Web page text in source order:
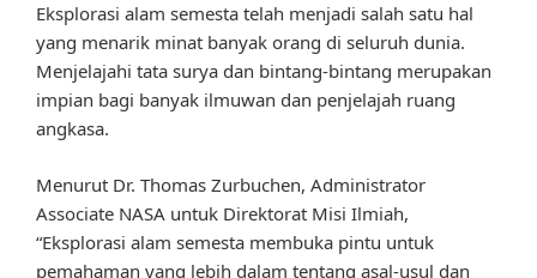
Eksplorasi alam semesta telah menjadi salah satu hal
yang menarik minat banyak orang di seluruh dunia.
Menjelajahi tata surya dan bintang-bintang merupakan
impian bagi banyak ilmuwan dan penjelajah ruang
angkasa.
Menurut Dr. Thomas Zurbuchen, Administrator
Associate NASA untuk Direktorat Misi Ilmiah,
“Eksplorasi alam semesta membuka pintu untuk
pemahaman yang lebih dalam tentang asal-usul dan